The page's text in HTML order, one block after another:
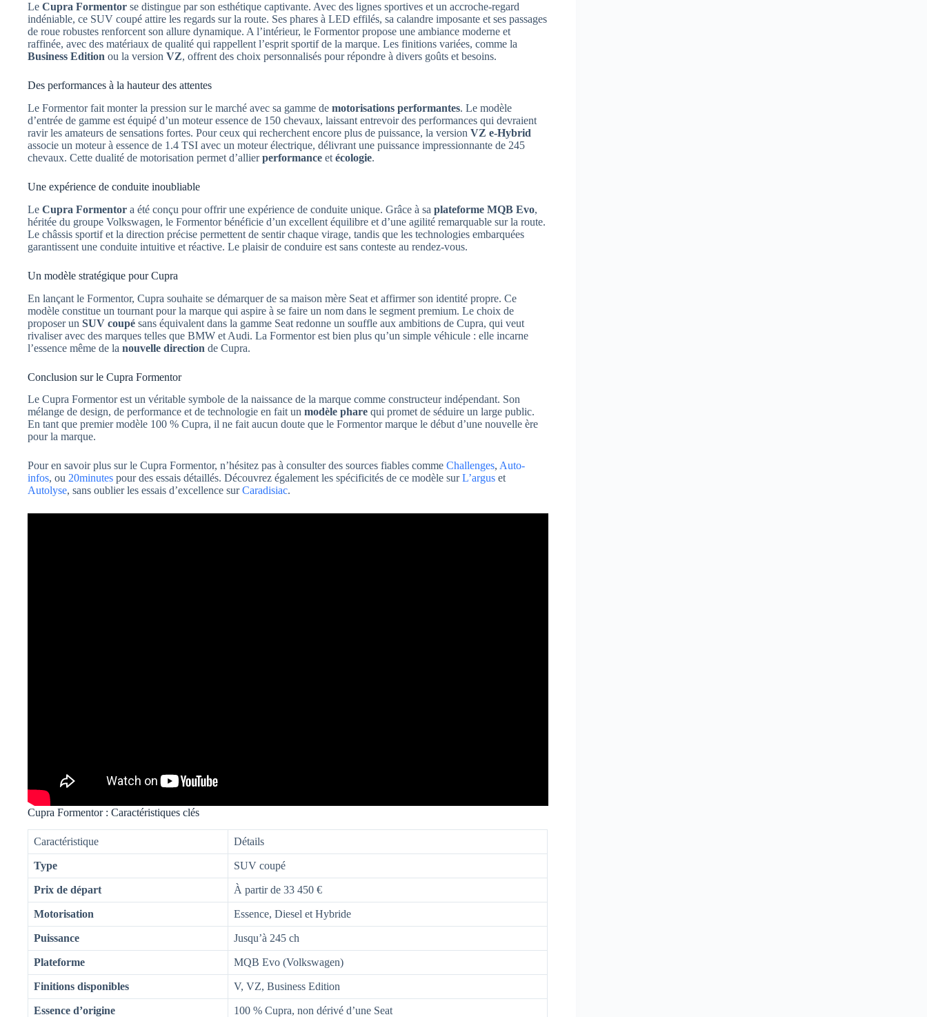
Le Cupra Formentor se distingue par son esthétique captivante. Avec des lignes sportives et un accroche-regard
indéniable, ce SUV coupé attire les regards sur la route. Ses phares à LED effilés, sa calandre imposante et ses passages
de roue robustes renforcent son allure dynamique. A l’intérieur, le Formentor propose une ambiance moderne et
raffinée, avec des matériaux de qualité qui rappellent l’esprit sportif de la marque. Les finitions variées, comme la
Business Edition ou la version VZ, offrent des choix personnalisés pour répondre à divers goûts et besoins.
Des performances à la hauteur des attentes
Le Formentor fait monter la pression sur le marché avec sa gamme de motorisations performantes. Le modèle
d’entrée de gamme est équipé d’un moteur essence de 150 chevaux, laissant entrevoir des performances qui devraient
ravir les amateurs de sensations fortes. Pour ceux qui recherchent encore plus de puissance, la version VZ e-Hybrid
associe un moteur à essence de 1.4 TSI avec un moteur électrique, délivrant une puissance impressionnante de 245
chevaux. Cette dualité de motorisation permet d’allierperformance et écologie.
Une expérience de conduite inoubliable
Le Cupra Formentor a été conçu pour offrir une expérience de conduite unique. Grâce à sa plateforme MQB Evo,
héritée du groupe Volkswagen, le Formentor bénéficie d’un excellent équilibre et d’une agilité remarquable sur la route.
Le châssis sportif et la direction précise permettent de sentir chaque virage, tandis que les technologies embarquées
garantissent une conduite intuitive et réactive. Le plaisir de conduire est sans conteste au rendez-vous.
Un modèle stratégique pour Cupra
En lançant le Formentor, Cupra souhaite se démarquer de sa maison mère Seat et affirmer son identité propre. Ce
modèle constitue un tournant pour la marque qui aspire à se faire un nom dans le segment premium. Le choix de
proposer un SUV coupé sans équivalent dans la gamme Seat redonne un souffle aux ambitions de Cupra, qui veut
rivaliser avec des marques telles que BMW et Audi. La Formentor est bien plus qu’un simple véhicule : elle incarne
l’essence même de la nouvelle direction de Cupra.
Conclusion sur le Cupra Formentor
Le Cupra Formentor est un véritable symbole de la naissance de la marque comme constructeur indépendant. Son
mélange de design, de performance et de technologie en fait un modèle phare qui promet de séduire un large public.
En tant que premier modèle 100 % Cupra, il ne fait aucun doute que le Formentor marque le début d’une nouvelle ère
pour la marque.
Pour en savoir plus sur le Cupra Formentor, n’hésitez pas à consulter des sources fiables comme Challenges, Auto-
infos, ou 20minutes pour des essais détaillés. Découvrez également les spécificités de ce modèle surL’argus et
Autolyse, sans oublier les essais d’excellence surCaradisiac.
Cupra Formentor : Caractéristiques clés
Caractéristique Détails
Type SUV coupé
Prix de départ À partir de 33 450 €
Motorisation Essence, Diesel et Hybride
Puissance Jusqu’à 245 ch
Plateforme MQB Evo (Volkswagen)
Finitions disponibles V, VZ, Business Edition
Essence d’origine
100 % Cupra, non dérivé d’une Seat